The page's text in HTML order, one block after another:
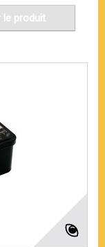
le produit